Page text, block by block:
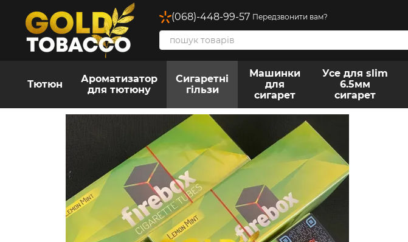
Перейти до основного контенту
(068)-448-99-57 Передзвонити вам?
Тютюн
Ароматизатор
для тютюну
Сигаретні
гільзи
Машинки
для
сигарет
Усе для slim
6.5мм
сигарет